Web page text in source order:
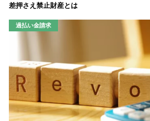
差押さえ禁止財産とは
過払い金請求